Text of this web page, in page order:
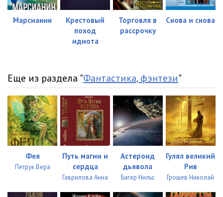
Марсианин
Крестовый
поход
идиота
Торговля в
рассрочку
Снова и снова
Еще из раздела "Фантастика, фэнтези"
Фея
Петрук Вера
Путь магии и
сердца
Гаврилова Анна
Астероид
дьявола
Багер Нильс
Гулял великий
Рив
Грошев Николай